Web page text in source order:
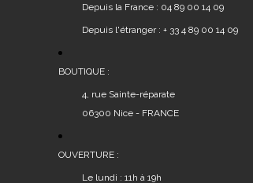
Depuis la France : 04 89 00 14 09
Depuis l'étranger : + 33 4 89 00 14 09
BOUTIQUE :
4, rue Sainte-réparate
06300 Nice - FRANCE
OUVERTURE :
Le lundi : 11h à 19h